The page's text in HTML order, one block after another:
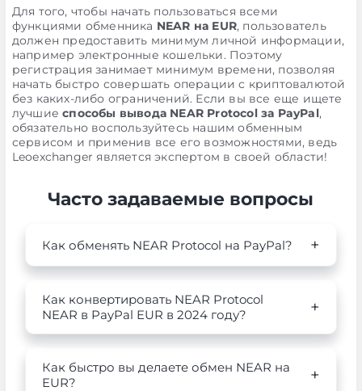
Для того, чтобы начать пользоваться всеми
функциями обменника NEAR на EUR, пользователь
должен предоставить минимум личной информации,
например электронные кошельки. Поэтому
регистрация занимает минимум времени, позволяя
начать быстро совершать операции с криптовалютой
без каких-либо ограничений. Если вы все еще ищете
лучшиеспособы вывода NEAR Protocol за PayPal,
обязательно воспользуйтесь нашим обменным
сервисом и применив все его возможностями, ведь
Leoexchanger является экспертом в своей области!
Часто задаваемые вопросы
Как обменять NEAR Protocol на PayPal?
Как конвертировать NEAR Protocol
NEAR в PayPal EUR в 2024 году?
Как быстро вы делаете обмен NEAR на
EUR?